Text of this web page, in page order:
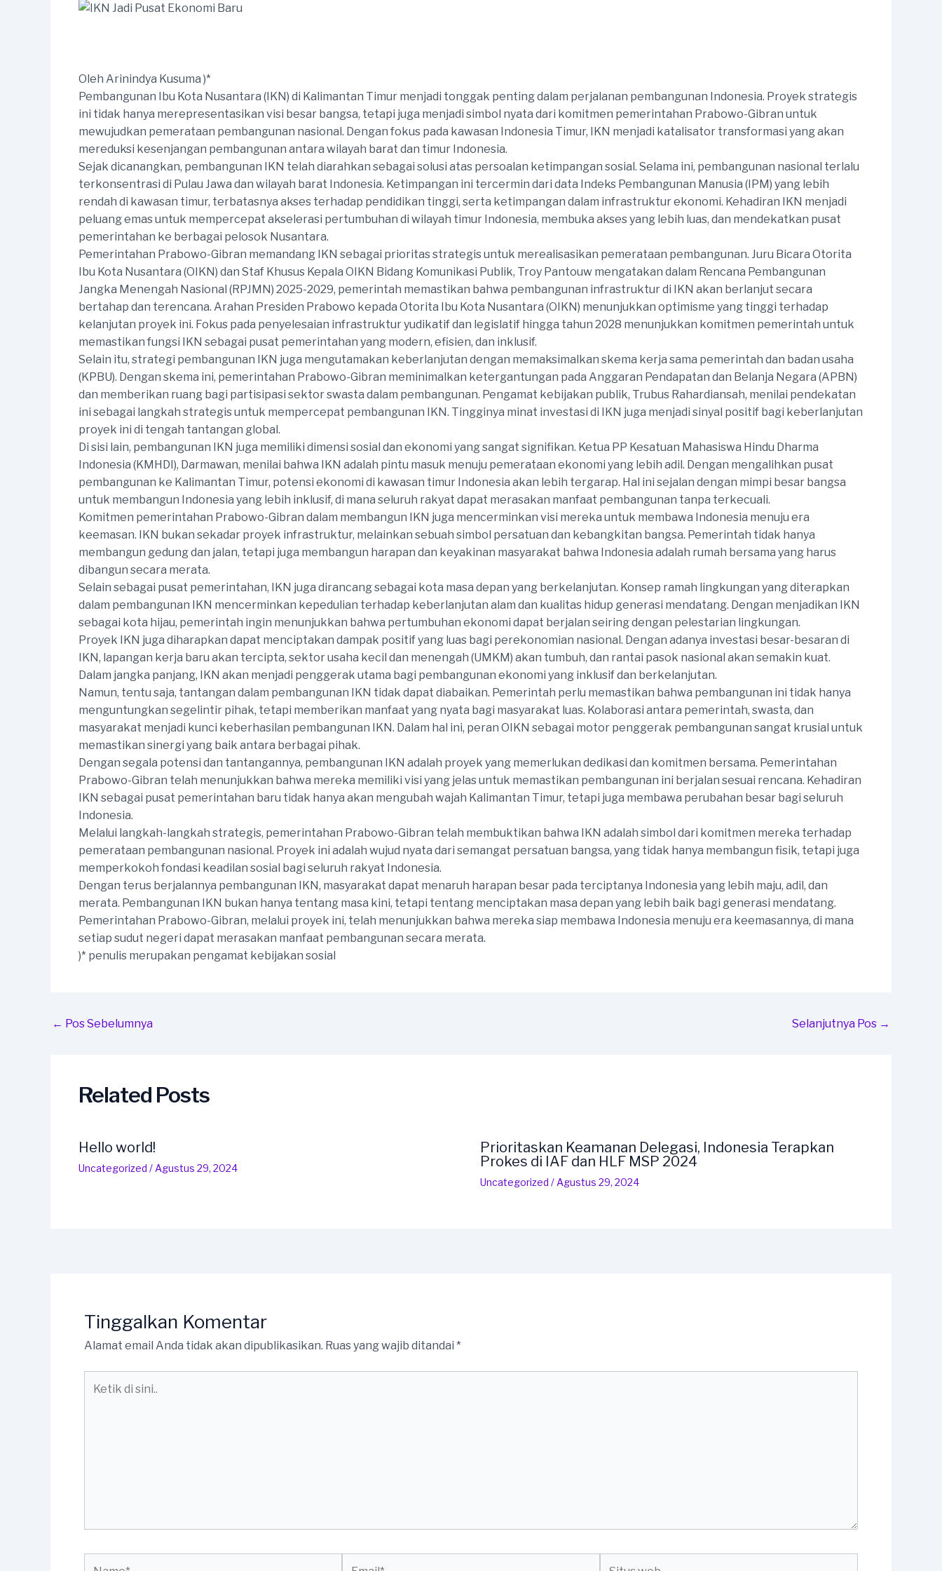
Oleh Arinindya Kusuma )*
Pembangunan Ibu Kota Nusantara (IKN) di Kalimantan Timur menjadi tonggak penting dalam perjalanan pembangunan Indonesia. Proyek strategis
ini tidak hanya merepresentasikan visi besar bangsa, tetapi juga menjadi simbol nyata dari komitmen pemerintahan Prabowo-Gibran untuk
mewujudkan pemerataan pembangunan nasional. Dengan fokus pada kawasan Indonesia Timur, IKN menjadi katalisator transformasi yang akan
mereduksi kesenjangan pembangunan antara wilayah barat dan timur Indonesia.
Sejak dicanangkan, pembangunan IKN telah diarahkan sebagai solusi atas persoalan ketimpangan sosial. Selama ini, pembangunan nasional terlalu
terkonsentrasi di Pulau Jawa dan wilayah barat Indonesia. Ketimpangan ini tercermin dari data Indeks Pembangunan Manusia (IPM) yang lebih
rendah di kawasan timur, terbatasnya akses terhadap pendidikan tinggi, serta ketimpangan dalam infrastruktur ekonomi. Kehadiran IKN menjadi
peluang emas untuk mempercepat akselerasi pertumbuhan di wilayah timur Indonesia, membuka akses yang lebih luas, dan mendekatkan pusat
pemerintahan ke berbagai pelosok Nusantara.
Pemerintahan Prabowo-Gibran memandang IKN sebagai prioritas strategis untuk merealisasikan pemerataan pembangunan. Juru Bicara Otorita
Ibu Kota Nusantara (OIKN) dan Staf Khusus Kepala OIKN Bidang Komunikasi Publik, Troy Pantouw mengatakan dalam Rencana Pembangunan
Jangka Menengah Nasional (RPJMN) 2025-2029, pemerintah memastikan bahwa pembangunan infrastruktur di IKN akan berlanjut secara
bertahap dan terencana. Arahan Presiden Prabowo kepada Otorita Ibu Kota Nusantara (OIKN) menunjukkan optimisme yang tinggi terhadap
kelanjutan proyek ini. Fokus pada penyelesaian infrastruktur yudikatif dan legislatif hingga tahun 2028 menunjukkan komitmen pemerintah untuk
memastikan fungsi IKN sebagai pusat pemerintahan yang modern, efisien, dan inklusif.
Selain itu, strategi pembangunan IKN juga mengutamakan keberlanjutan dengan memaksimalkan skema kerja sama pemerintah dan badan usaha
(KPBU). Dengan skema ini, pemerintahan Prabowo-Gibran meminimalkan ketergantungan pada Anggaran Pendapatan dan Belanja Negara (APBN)
dan memberikan ruang bagi partisipasi sektor swasta dalam pembangunan. Pengamat kebijakan publik, Trubus Rahardiansah, menilai pendekatan
ini sebagai langkah strategis untuk mempercepat pembangunan IKN. Tingginya minat investasi di IKN juga menjadi sinyal positif bagi keberlanjutan
proyek ini di tengah tantangan global.
Di sisi lain, pembangunan IKN juga memiliki dimensi sosial dan ekonomi yang sangat signifikan. Ketua PP Kesatuan Mahasiswa Hindu Dharma
Indonesia (KMHDI), Darmawan, menilai bahwa IKN adalah pintu masuk menuju pemerataan ekonomi yang lebih adil. Dengan mengalihkan pusat
pembangunan ke Kalimantan Timur, potensi ekonomi di kawasan timur Indonesia akan lebih tergarap. Hal ini sejalan dengan mimpi besar bangsa
untuk membangun Indonesia yang lebih inklusif, di mana seluruh rakyat dapat merasakan manfaat pembangunan tanpa terkecuali.
Komitmen pemerintahan Prabowo-Gibran dalam membangun IKN juga mencerminkan visi mereka untuk membawa Indonesia menuju era
keemasan. IKN bukan sekadar proyek infrastruktur, melainkan sebuah simbol persatuan dan kebangkitan bangsa. Pemerintah tidak hanya
membangun gedung dan jalan, tetapi juga membangun harapan dan keyakinan masyarakat bahwa Indonesia adalah rumah bersama yang harus
dibangun secara merata.
Selain sebagai pusat pemerintahan, IKN juga dirancang sebagai kota masa depan yang berkelanjutan. Konsep ramah lingkungan yang diterapkan
dalam pembangunan IKN mencerminkan kepedulian terhadap keberlanjutan alam dan kualitas hidup generasi mendatang. Dengan menjadikan IKN
sebagai kota hijau, pemerintah ingin menunjukkan bahwa pertumbuhan ekonomi dapat berjalan seiring dengan pelestarian lingkungan.
Proyek IKN juga diharapkan dapat menciptakan dampak positif yang luas bagi perekonomian nasional. Dengan adanya investasi besar-besaran di
IKN, lapangan kerja baru akan tercipta, sektor usaha kecil dan menengah (UMKM) akan tumbuh, dan rantai pasok nasional akan semakin kuat.
Dalam jangka panjang, IKN akan menjadi penggerak utama bagi pembangunan ekonomi yang inklusif dan berkelanjutan.
Namun, tentu saja, tantangan dalam pembangunan IKN tidak dapat diabaikan. Pemerintah perlu memastikan bahwa pembangunan ini tidak hanya
menguntungkan segelintir pihak, tetapi memberikan manfaat yang nyata bagi masyarakat luas. Kolaborasi antara pemerintah, swasta, dan
masyarakat menjadi kunci keberhasilan pembangunan IKN. Dalam hal ini, peran OIKN sebagai motor penggerak pembangunan sangat krusial untuk
memastikan sinergi yang baik antara berbagai pihak.
Dengan segala potensi dan tantangannya, pembangunan IKN adalah proyek yang memerlukan dedikasi dan komitmen bersama. Pemerintahan
Prabowo-Gibran telah menunjukkan bahwa mereka memiliki visi yang jelas untuk memastikan pembangunan ini berjalan sesuai rencana. Kehadiran
IKN sebagai pusat pemerintahan baru tidak hanya akan mengubah wajah Kalimantan Timur, tetapi juga membawa perubahan besar bagi seluruh
Indonesia.
Melalui langkah-langkah strategis, pemerintahan Prabowo-Gibran telah membuktikan bahwa IKN adalah simbol dari komitmen mereka terhadap
pemerataan pembangunan nasional. Proyek ini adalah wujud nyata dari semangat persatuan bangsa, yang tidak hanya membangun fisik, tetapi juga
memperkokoh fondasi keadilan sosial bagi seluruh rakyat Indonesia.
Dengan terus berjalannya pembangunan IKN, masyarakat dapat menaruh harapan besar pada terciptanya Indonesia yang lebih maju, adil, dan
merata. Pembangunan IKN bukan hanya tentang masa kini, tetapi tentang menciptakan masa depan yang lebih baik bagi generasi mendatang.
Pemerintahan Prabowo-Gibran, melalui proyek ini, telah menunjukkan bahwa mereka siap membawa Indonesia menuju era keemasannya, di mana
setiap sudut negeri dapat merasakan manfaat pembangunan secara merata.
)* penulis merupakan pengamat kebijakan sosial
Post
← Pos Sebelumnya Selanjutnya Pos →
Related Posts
Hello world!
Uncategorized / Agustus 29, 2024
Prioritaskan Keamanan Delegasi, Indonesia Terapkan
Prokes di IAF dan HLF MSP 2024
Uncategorized / Agustus 29, 2024
Tinggalkan Komentar
Alamat email Anda tidak akan dipublikasikan. Ruas yang wajib ditandai *